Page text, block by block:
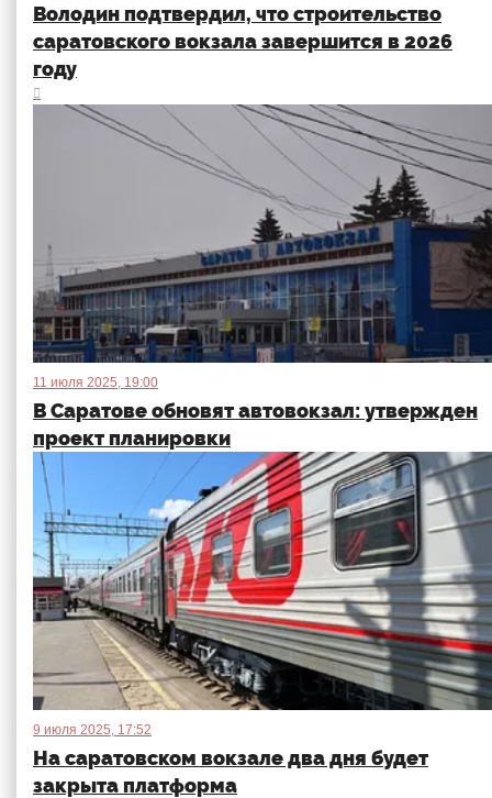
Володин подтвердил, что строительство
саратовского вокзала завершится в 2026
году
11 июля 2025, 19:00
В Саратове обновят автовокзал: утвержден
проект планировки
9 июля 2025, 17:52
На саратовском вокзале два дня будет
закрыта платформа